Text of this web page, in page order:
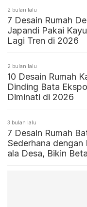
2 bulan lalu
7 Desain Rumah
Japandi Pakai
Lagi Tren di 2026
2 bulan lalu
10 Desain Rumah
Dinding Bata
Diminati di 2026
3 bulan lalu
7 Desain Rumah
Sederhana
ala Desa, Bikin